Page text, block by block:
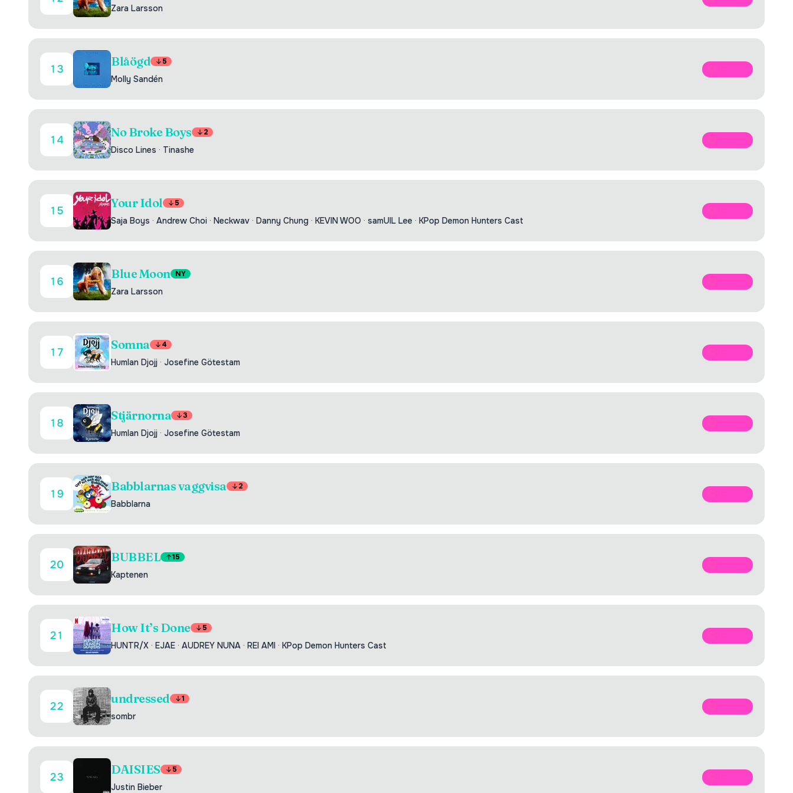
Zara Larsson
13
Blåögd 5
Molly Sandén
14
No Broke Boys 2
Disco Lines · Tinashe
15
Your Idol 5
Saja Boys · Andrew Choi · Neckwav · Danny Chung · KEVIN WOO · samUIL Lee · KPop Demon Hunters Cast
16
Blue Moon NY
Zara Larsson
17
Somna 4
Humlan Djojj · Josefine Götestam
18
Stjärnorna 3
Humlan Djojj · Josefine Götestam
19
Babblarnas vaggvisa 2
Babblarna
20
BUBBEL 15
Kaptenen
21
How It’s Done 5
HUNTR/X · EJAE · AUDREY NUNA · REI AMI · KPop Demon Hunters Cast
22
undressed 1
sombr
23
DAISIES 5
Justin Bieber